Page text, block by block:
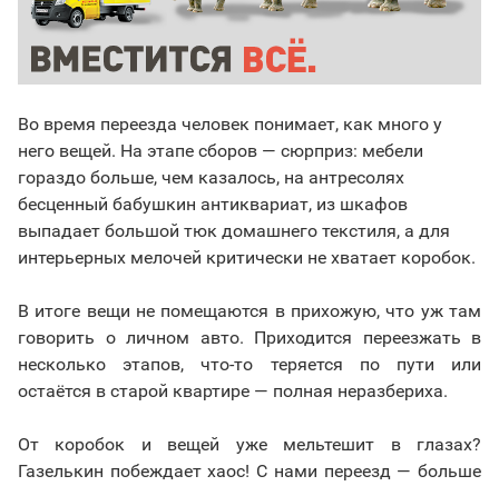
Во время переезда человек понимает, как много у
него вещей. На этапе сборов — сюрприз: мебели
гораздо больше, чем казалось, на антресолях
бесценный бабушкин антиквариат, из шкафов
выпадает большой тюк домашнего текстиля, а для
интерьерных мелочей критически не хватает коробок.
В итоге вещи не помещаются в прихожую, что уж там
говорить о личном авто. Приходится переезжать в
несколько этапов, что-то теряется по пути или
остаётся в старой квартире — полная неразбериха.
От коробок и вещей уже мельтешит в глазах?
Газелькин побеждает хаос! С нами переезд — больше